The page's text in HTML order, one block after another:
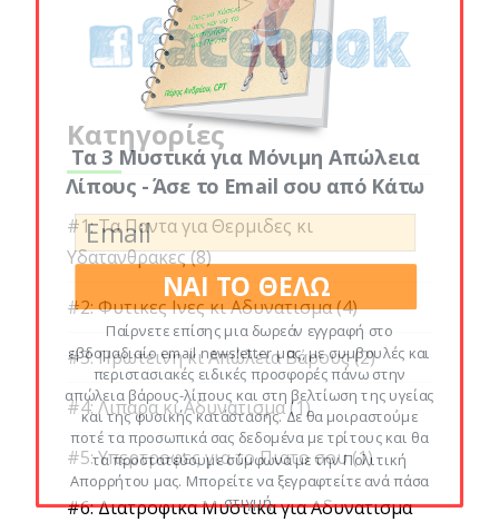
Κατηγορίες
#1: Τα Παντα για Θερμιδες κι
Υδατανθρακες(8)
#2: Φυτικες Ινες κι Αδυνατισμα(4)
#3: Πρωτεινη κι Απώλεια Βάρους(2)
#4: Λιπαρα κι Αδυνατισμα(1)
#5: Υπερτροφες για το Πιατο σου(1)
#6: Διατροφικα Μυστικα για Αδυνατισμα
Τα 3 Μυστικά για Μόνιμη Απώλεια
Λίπους - Άσε το Email σου από Κάτω
ΝΑΙ ΤΟ ΘΕΛΩ
Παίρνετε επίσης μια δωρεάν εγγραφή στο
εβδομαδιαίο email newsletter μας, με συμβουλές και
περιστασιακές ειδικές προσφορές πάνω στην
απώλεια βάρους-λίπους και στη βελτίωση της υγείας
και της φυσικής κατάστασης. Δε θα μοιραστούμε
ποτέ τα προσωπικά σας δεδομένα με τρίτους και θα
τα προστατεύουμε σύμφωνα με την Πολιτική
Απορρήτου μας. Μπορείτε να ξεγραφτείτε ανά πάσα
στιγμή.